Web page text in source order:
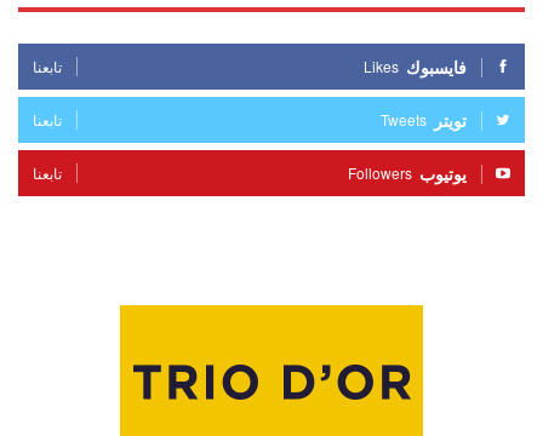
فايسبوك Likes تابعنا
تويتر Tweets تابعنا
يوتيوب Followers تابعنا